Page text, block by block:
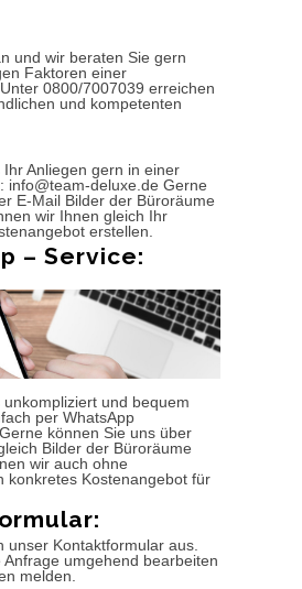
und wir beraten Sie gern
Faktoren einer
0800/7007039 erreichen
und kompetenten
Ihr Anliegen gern in einer
info@team-deluxe.de Gerne
E-Mail Bilder der Büroräume
wir Ihnen gleich Ihr
erstellen.
– Service:
unkompliziert und bequem
per WhatsApp
können Sie uns über
Bilder der Büroräume
wir auch ohne
konkretes Kostenangebot für
unser Kontaktformular aus.
umgehend bearbeiten
melden.